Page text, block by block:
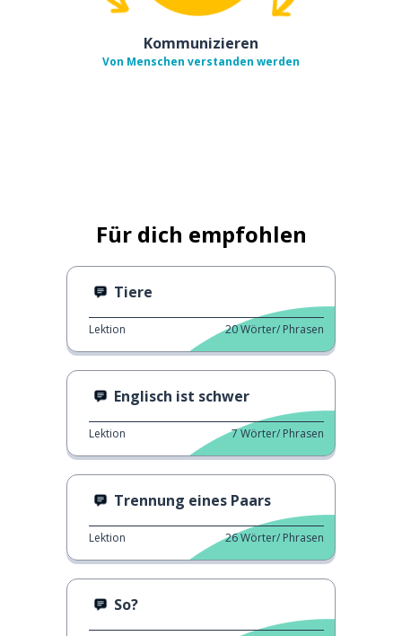
Kommunizieren
Von Menschen verstanden werden
Für dich empfohlen
Tiere
Lektion 20Wörter/ Phrasen
Englisch ist schwer
Lektion 7Wörter/ Phrasen
Trennung eines Paars
Lektion 26Wörter/ Phrasen
So?